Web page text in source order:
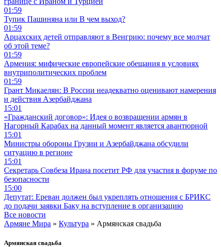
01:59
Тупик Пашиняна или В чем выход?
01:59
Арцахских детей отправляют в Венгрию: почему все молчат
об этой теме?
01:59
Армения: мифические европейские обещания в условиях
внутриполитических проблем
01:59
Грант Микаелян: В России неадекватно оценивают намерения
и действия Азербайджана
15:01
«Гражданский договор»: Идея о возвращении армян в
Нагорный Карабах на данный момент является авантюрной
15:01
Министры обороны Грузии и Азербайджана обсудили
ситуацию в регионе
15:01
Секретарь Совбеза Ирана посетит РФ для участия в форуме по
безопасности
15:00
Депутат: Ереван должен был укреплять отношения с БРИКС
до подачи заявки Баку на вступление в организацию
Все новости
Армяне Мира » Культура » Армянская свадьба
Армянская свадьба